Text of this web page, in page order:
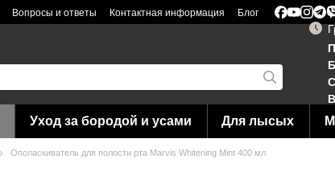
Вопросы и ответы Контактная информация Блог
Уход за бородой и усами Для лысых
Ополаскиватель для полости рта Marvis Whitening Mint 400 мл